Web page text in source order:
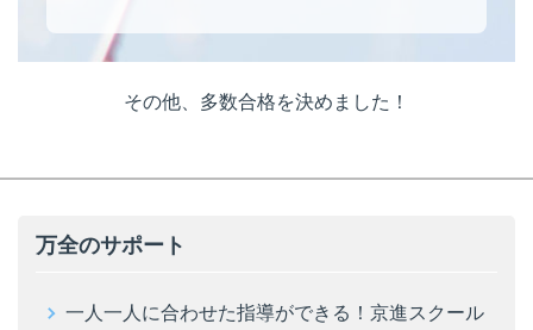
その他、多数合格を決めました！
万全のサポート
一人一人に合わせた指導ができる！京進スクール